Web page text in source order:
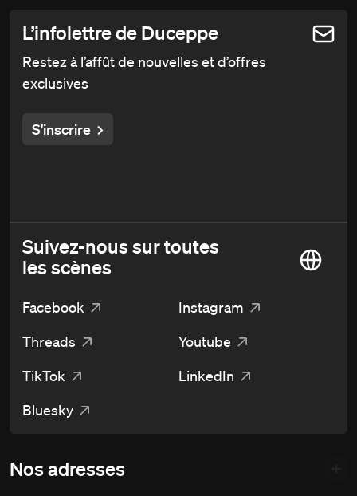
L’infolettre de Duceppe
Restez à l’affût de nouvelles et d’offres
exclusives
S'inscrire
Suivez-nous sur toutes
les scènes
Facebook
Instagram
Threads
Youtube
TikTok
LinkedIn
Bluesky
Nos adresses